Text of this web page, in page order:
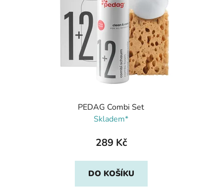
PEDAG Combi Set
Skladem*
289 Kč
DO KOŠÍKU